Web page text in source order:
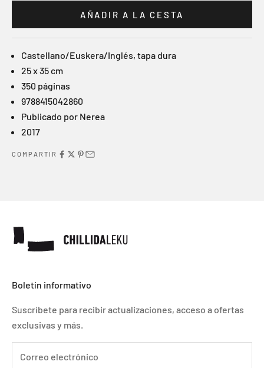
AÑADIR A LA CESTA
Castellano/Euskera/Inglés, tapa dura
25 x 35 cm
350 páginas
9788415042860
Publicado por Nerea
2017
COMPARTIR
Boletín informativo
Suscríbete para recibir actualizaciones, acceso a ofertas
exclusivas y más.